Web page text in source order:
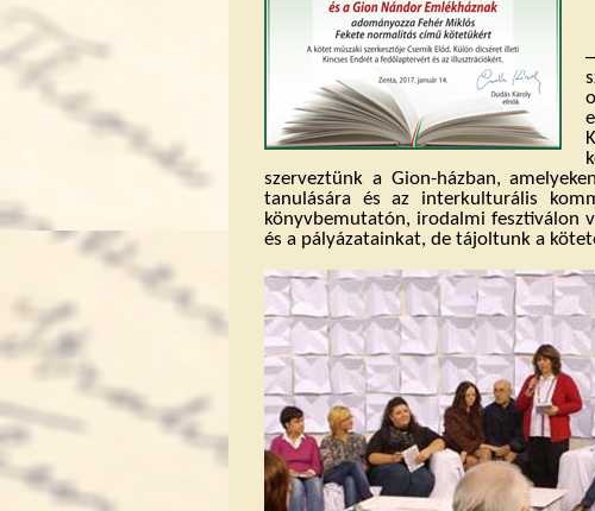
‒
szerveztünk a Gion-házban,
tanulására és az interkulturális
könyvbemutatón, irodalmi fesztiválon
és a pályázatainkat, de tájoltunk a